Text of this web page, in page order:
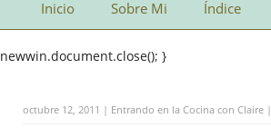
Inicio Sobre Mi Índice
newwin.document.close(); }
octubre 12, 2011 | Entrando en la Cocina con Claire |